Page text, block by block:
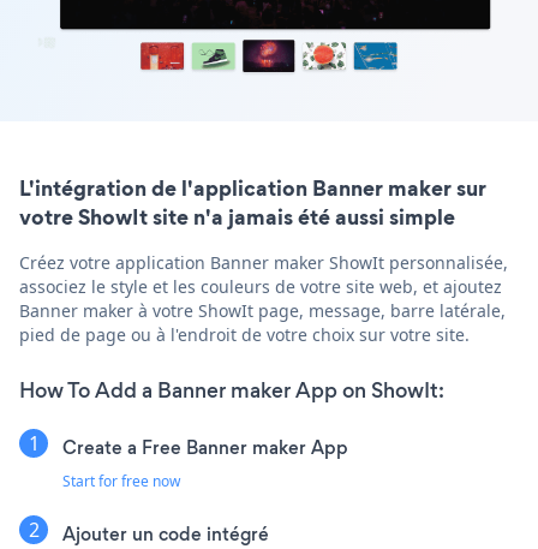
L'intégration de l'application Banner maker sur
votre ShowIt site n'a jamais été aussi simple
Créez votre application Banner maker ShowIt personnalisée,
associez le style et les couleurs de votre site web, et ajoutez
Banner maker à votre ShowIt page, message, barre latérale,
pied de page ou à l'endroit de votre choix sur votre site.
How To Add a Banner maker App on ShowIt:
Create a Free Banner maker App
Start for free now
Ajouter un code intégré